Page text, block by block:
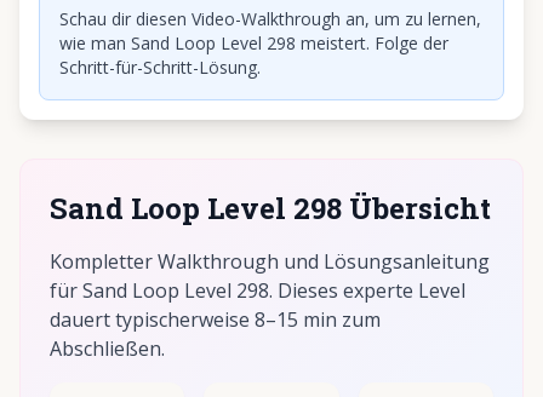
Schau dir diesen Video-Walkthrough an, um zu lernen,
wie man Sand Loop Level 298 meistert. Folge der
Schritt-für-Schritt-Lösung.
Sand Loop Level 298 Übersicht
Kompletter Walkthrough und Lösungsanleitung
für Sand Loop Level 298. Dieses experte Level
dauert typischerweise 8–15 min zum
Abschließen.